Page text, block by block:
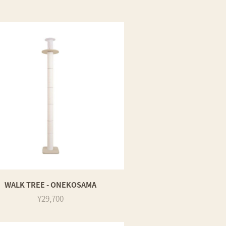
WALK TREE - ONEKOSAMA
¥29,700